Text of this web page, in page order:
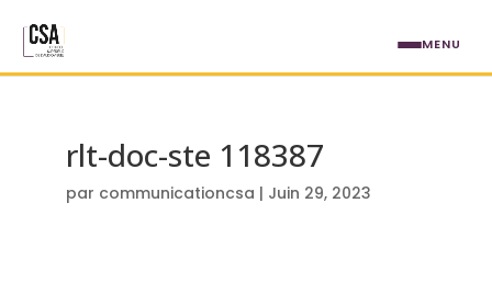
rlt-doc-ste 118387
par communicationcsa | Juin 29, 2023
MENU